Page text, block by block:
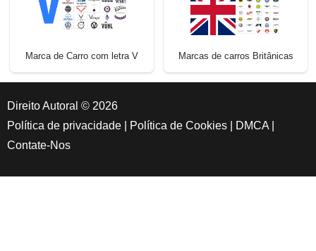
Marca de Carro com letra V Marcas de carros Britânicas
Direito Autoral © 2026
Política de privacidade
Política de Cookies DMCA
Contate-Nos